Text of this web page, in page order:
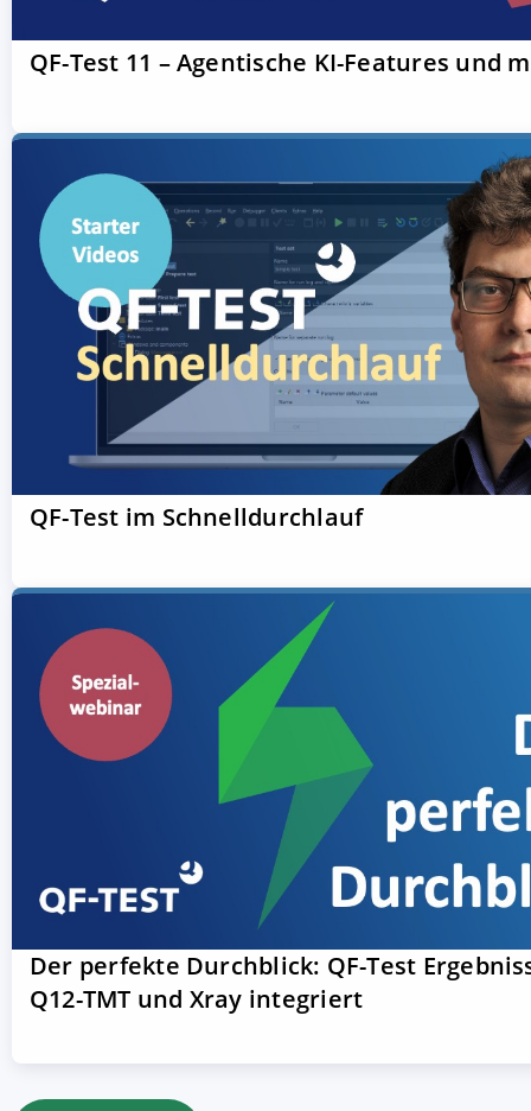
QF-Test 11 – Agentische KI-Features und
QF-Test im Schnelldurchlauf
Der perfekte Durchblick: QF-Test
Q12-TMT und Xray integriert